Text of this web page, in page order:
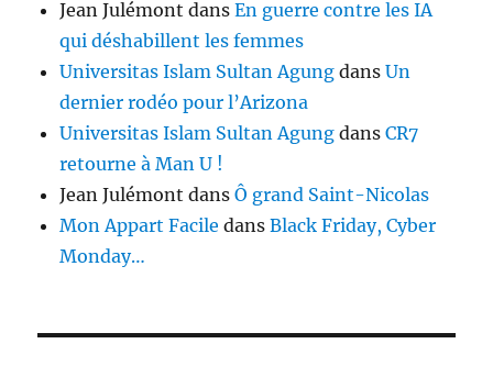
Jean Julémont dansEn guerre contre les IA
qui déshabillent les femmes
Universitas Islam Sultan Agung dansUn
dernier rodéo pour l’Arizona
Universitas Islam Sultan Agung dansCR7
retourne à Man U !
Jean Julémont dansÔ grand Saint-Nicolas
Mon Appart Facile dansBlack Friday, Cyber
Monday…